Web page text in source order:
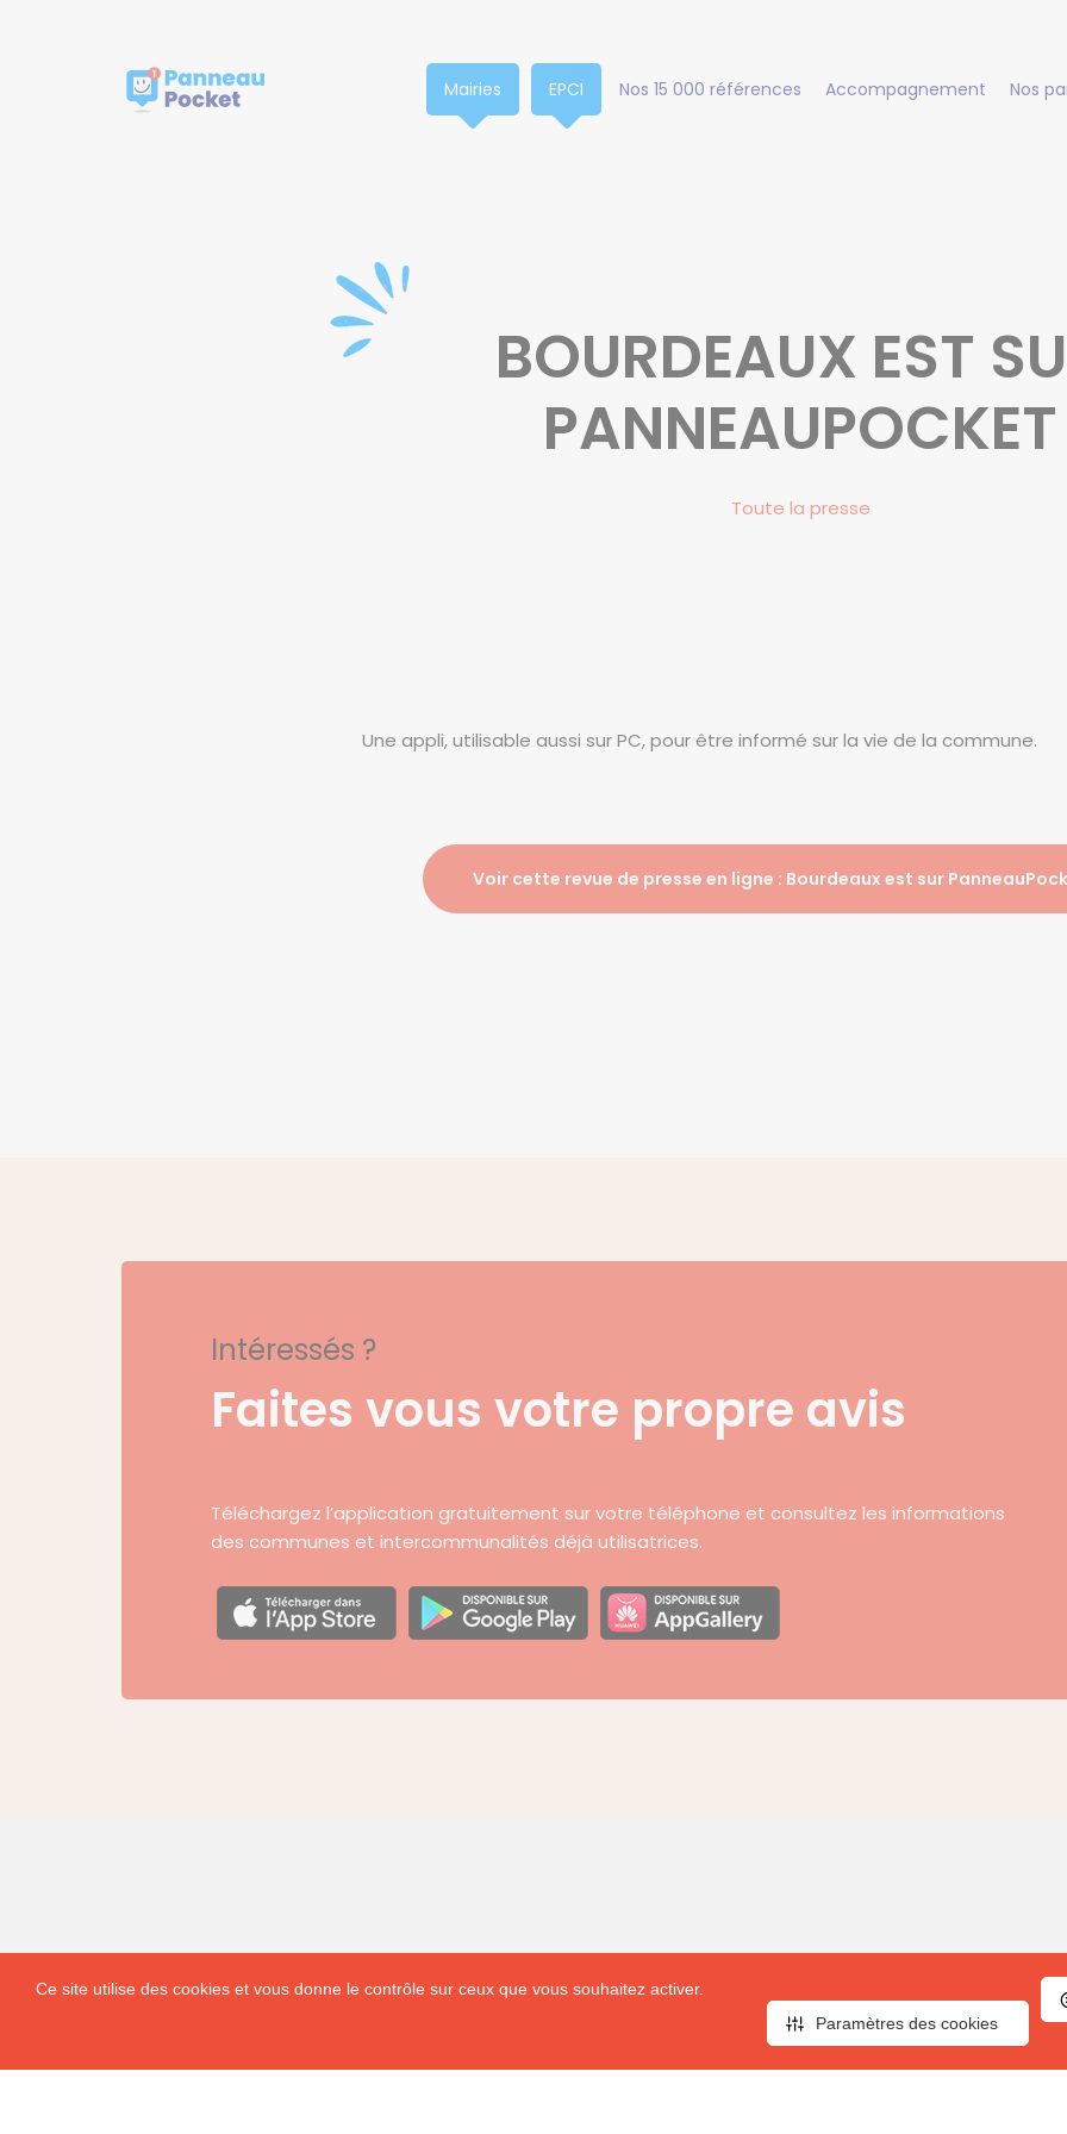
Mairies EPCI Nos 15 000 références Accompagnement Nos
BOURDEAUX EST
PANNEAUPOCKET
Toute la presse
Une appli, utilisable aussi sur PC, pour être informé sur la vie de la commune.
Voir cette revue de presse en ligne : Bourdeaux est sur
Intéressés ?
Faites vous votre propre avis
Téléchargez l’application gratuitement sur votre téléphone et consultez les informations
des communes et intercommunalités déjà utilisatrices.
Mairies EPCI
Ce site utilise des cookies et vous donne le contrôle sur ceux que vous souhaitez activer.
Paramètres des cookies